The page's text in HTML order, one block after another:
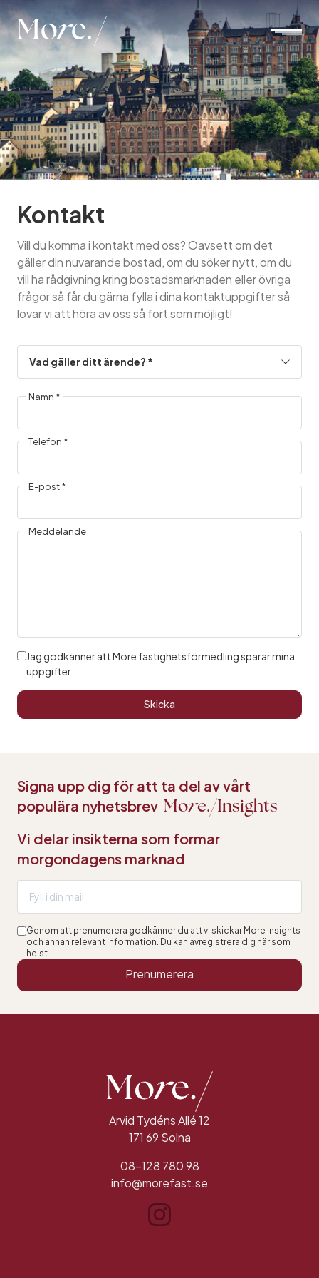
More.
Kontakt
Vill du komma i kontakt med oss? Oavsett om det
gäller din nuvarande bostad, om du söker nytt, om du
vill ha rådgivning kring bostadsmarknaden eller övriga
frågor så får du gärna fylla i dina kontaktuppgifter så
lovar vi att höra av oss så fort som möjligt!
Namn *
Telefon *
E-post *
Meddelande
Jag godkänner att More fastighetsförmedling sparar mina
uppgifter
Skicka
Signa upp dig för att ta del av vårt
populära nyhetsbrev More. Insights
Vi delar insikterna som formar
morgondagens marknad
Genom att prenumerera godkänner du att vi skickar More Insights
och annan relevant information. Du kan avregistrera dig när som
helst.
Prenumerera
Arvid Tydéns Allé 12
171 69 Solna
08-128 780 98
info@morefast.se